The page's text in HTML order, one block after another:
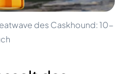
des Caskhound: 10-